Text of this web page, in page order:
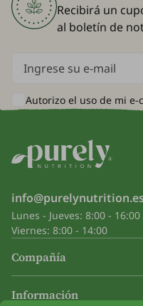
Recibirá un
al boletín de
Autorizo el uso de mi e-
info@purelynutrition.es
Lunes - Jueves: 8:00 - 16:00
Viernes: 8:00 - 14:00
Compañía
Información